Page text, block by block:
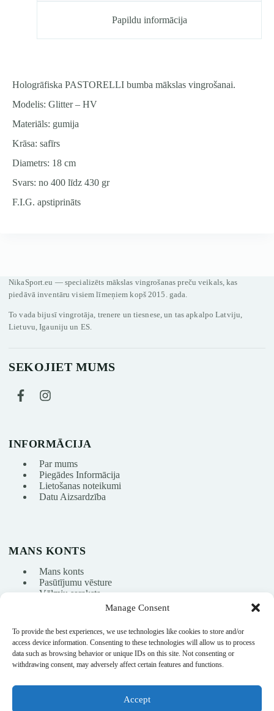
Manage Consent
To provide the best experiences, we use technologies like cookies to store and/or
access device information. Consenting to these technologies will allow us to process
data such as browsing behavior or unique IDs on this site. Not consenting or
withdrawing consent, may adversely affect certain features and functions.
Accept
Papildu informācija
Hologrāfiska PASTORELLI bumba mākslas vingrošanai.
Modelis: Glitter – HV
Materiāls: gumija
Krāsa: safīrs
Diametrs: 18 cm
Svars: no 400 līdz 430 gr
F.I.G. apstiprināts
NikaSport.eu — specializēts mākslas vingrošanas preču veikals, kas
piedāvā inventāru visiem līmeņiem kopš 2015. gada.
To vada bijusī vingrotāja, trenere un tiesnese, un tas apkalpo Latviju,
Lietuvu, Igauniju un ES.
SEKOJIET MUMS
INFORMĀCIJA
Par mums
Piegādes Informācija
Lietošanas noteikumi
Datu Aizsardzība
MANS KONTS
Mans konts
Pasūtījumu vēsture
Vēlmju saraksts
info@nikasport.eu
+371 28228266